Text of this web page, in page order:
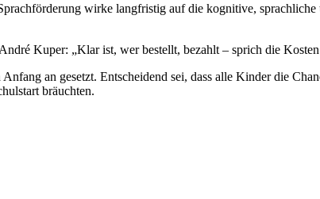
wirke langfristig auf die kognitive,
Kuper: „Klar ist, wer bestellt, bezahlt – sprich die
an gesetzt. Entscheidend sei, dass alle Kinder die
bräuchten.